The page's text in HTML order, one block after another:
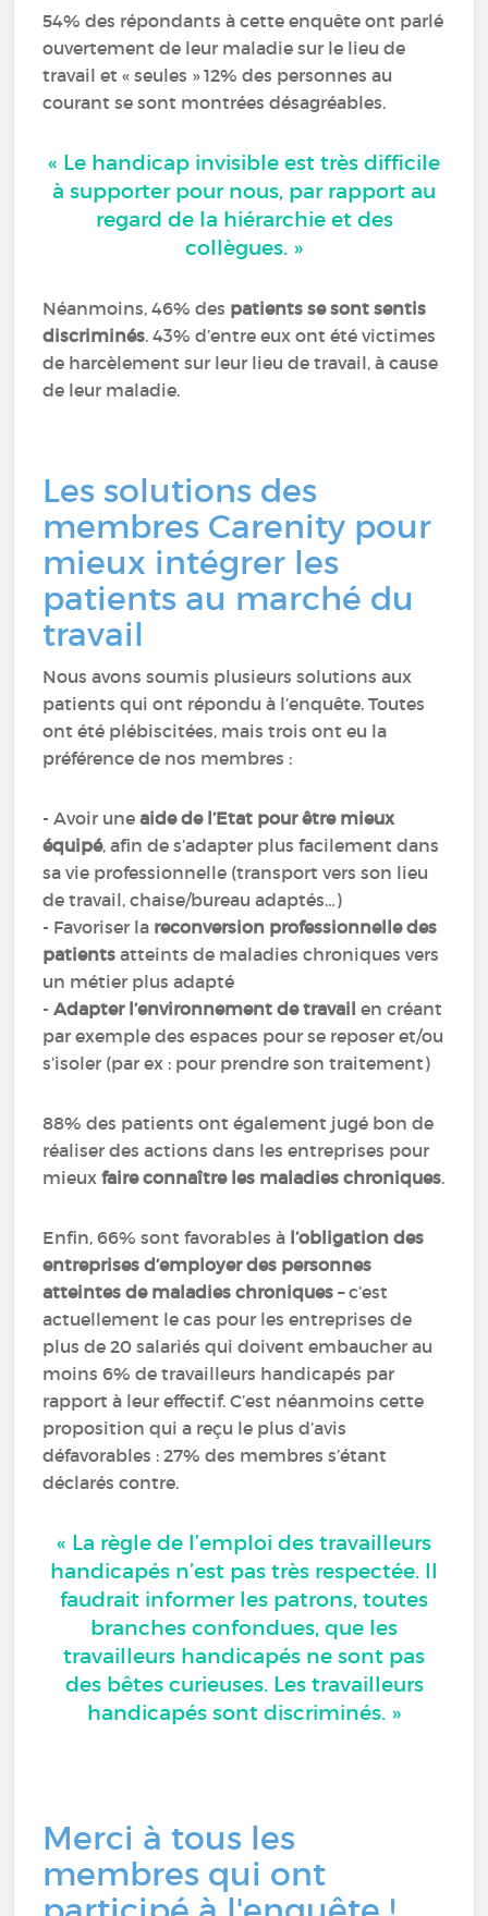
54% des répondants à cette enquête ont parlé
ouvertement de leur maladie sur le lieu de
travail et « seules » 12% des personnes au
courant se sont montrées désagréables.
« Le handicap invisible est très difficile
à supporter pour nous, par rapport au
regard de la hiérarchie et des
collègues. »
Néanmoins, 46% des patients se sont sentis
discriminés. 43% d’entre eux ont été victimes
de harcèlement sur leur lieu de travail, à cause
de leur maladie.
Les solutions des
membres Carenity pour
mieux intégrer les
patients au marché du
travail
Nous avons soumis plusieurs solutions aux
patients qui ont répondu à l’enquête. Toutes
ont été plébiscitées, mais trois ont eu la
préférence de nos membres :
- Avoir uneaide de l’Etat pour être mieux
équipé, afin de s’adapter plus facilement dans
sa vie professionnelle (transport vers son lieu
de travail, chaise/bureau adaptés…)
- Favoriser la reconversion professionnelle des
patients atteints de maladies chroniques vers
un métier plus adapté
-Adapter l’environnement de travail en créant
par exemple des espaces pour se reposer et/ou
s’isoler (par ex : pour prendre son traitement)
88% des patients ont également jugé bon de
réaliser des actions dans les entreprises pour
mieuxfaire connaître les maladies chroniques.
Enfin, 66% sont favorables à l’obligation des
entreprises d’employerdes personnes
atteintes de maladies chroniques– c’est
actuellement le cas pour les entreprises de
plus de 20 salariés qui doivent embaucher au
moins 6% de travailleurs handicapés par
rapport à leur effectif. C’est néanmoins cette
proposition qui a reçu le plus d’avis
défavorables : 27% des membres s’étant
déclarés contre.
« La règle de l’emploi des travailleurs
handicapés n’est pas très respectée. Il
faudrait informer les patrons, toutes
branches confondues, que les
travailleurs handicapés ne sont pas
des bêtes curieuses. Les travailleurs
handicapés sont discriminés. »
Merci à tous les
membres qui ont